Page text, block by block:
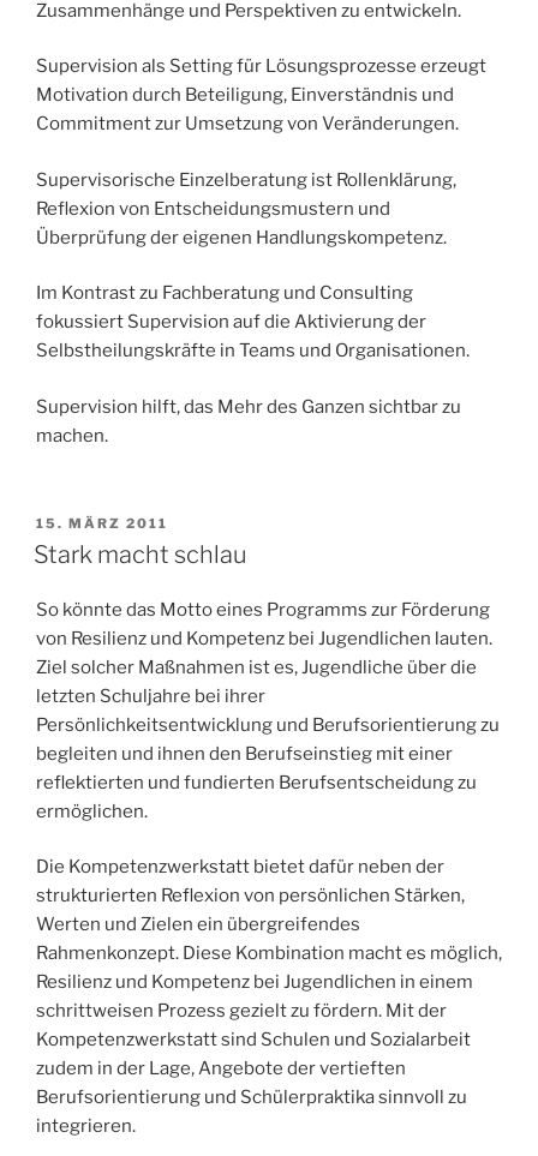
Zusammenhänge und Perspektiven zu entwickeln.
Supervision als Setting für Lösungsprozesse erzeugt
Motivation durch Beteiligung, Einverständnis und
Commitment zur Umsetzung von Veränderungen.
Supervisorische Einzelberatung ist Rollenklärung,
Reflexion von Entscheidungsmustern und
Überprüfung der eigenen Handlungskompetenz.
Im Kontrast zu Fachberatung und Consulting
fokussiert Supervision auf die Aktivierung der
Selbstheilungskräfte in Teams und Organisationen.
Supervision hilft, das Mehr des Ganzen sichtbar zu
machen.
VERÖFFENTLICHT
AM
15. MÄRZ 2011
Stark macht schlau
So könnte das Motto eines Programms zur Förderung
von Resilienz und Kompetenz bei Jugendlichen lauten.
Ziel solcher Maßnahmen ist es, Jugendliche über die
letzten Schuljahre bei ihrer
Persönlichkeitsentwicklung und Berufsorientierung zu
begleiten und ihnen den Berufseinstieg mit einer
reflektierten und fundierten Berufsentscheidung zu
ermöglichen.
Die Kompetenzwerkstatt bietet dafür neben der
strukturierten Reflexion von persönlichen Stärken,
Werten und Zielen ein übergreifendes
Rahmenkonzept. Diese Kombination macht es möglich,
Resilienz und Kompetenz bei Jugendlichen in einem
schrittweisen Prozess gezielt zu fördern. Mit der
Kompetenzwerkstatt sind Schulen und Sozialarbeit
zudem in der Lage, Angebote der vertieften
Berufsorientierung und Schülerpraktika sinnvoll zu
integrieren.